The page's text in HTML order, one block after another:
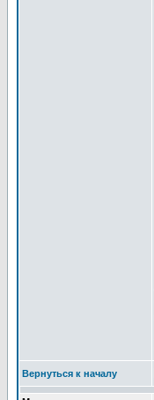
Вернуться к началу